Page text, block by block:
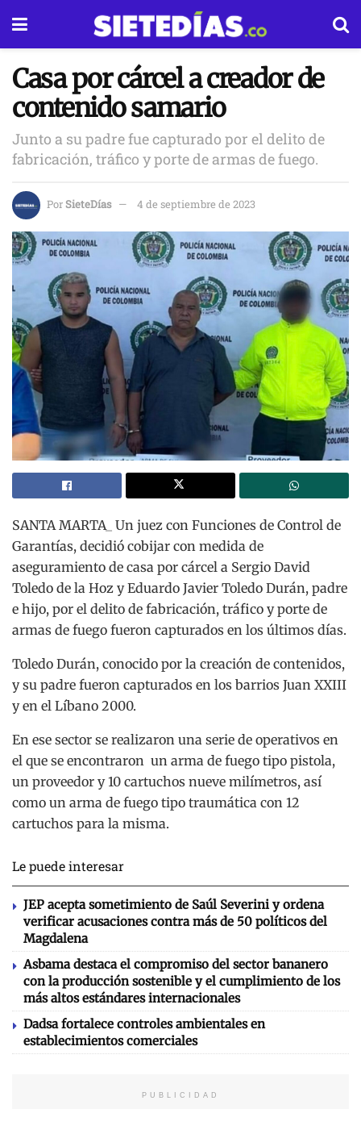
Casa por cárcel a creador de
contenido samario
Junto a su padre fue capturado por el delito de
fabricación, tráfico y porte de armas de fuego.
PorSieteDías 4 de septiembre de 2023
SANTA MARTA_ Un juez con Funciones de Control de
Garantías, decidió cobijar con medida de
aseguramiento de casa por cárcel a Sergio David
Toledo de la Hoz y Eduardo Javier Toledo Durán, padre
e hijo, por el delito de fabricación, tráfico y porte de
armas de fuego fueron capturados en los últimos días.
Toledo Durán, conocido por la creación de contenidos,
y su padre fueron capturados en los barrios Juan XXIII
y en el Líbano 2000.
En ese sector se realizaron una serie de operativos en
el que se encontraron un arma de fuego tipo pistola,
un proveedor y 10 cartuchos nueve milímetros, así
como un arma de fuego tipo traumática con 12
cartuchos para la misma.
Le puede interesar
JEP acepta sometimiento de Saúl Severini y ordena
verificar acusaciones contra más de 50 políticos del
Magdalena
Asbama destaca el compromiso del sector bananero
con la producción sostenible y el cumplimiento de los
más altos estándares internacionales
Dadsa fortalece controles ambientales en
establecimientos comerciales
PUBLICIDAD